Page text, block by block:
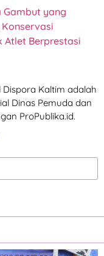
Gambut yang
Atlet Berprestasi
Kaltim adalah
Dinas Pemuda dan
ProPublika.id.